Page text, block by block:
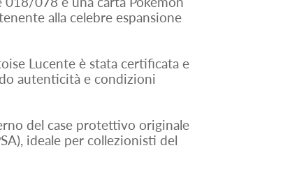
alla celebre espansione
Lucente è stata certificata e
autenticità e condizioni
del case protettivo originale
ideale per collezionisti del